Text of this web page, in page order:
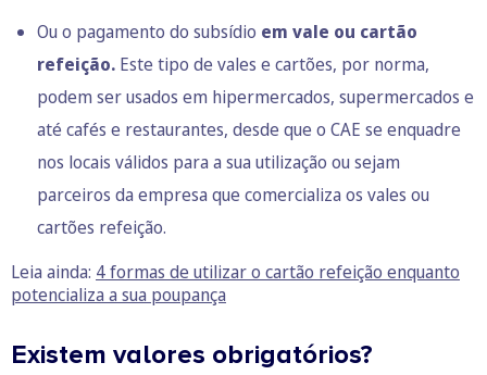
Ou o pagamento do subsídio em vale ou cartão
refeição. Este tipo de vales e cartões, por norma,
podem ser usados em hipermercados, supermercados e
até cafés e restaurantes, desde que o CAE se enquadre
nos locais válidos para a sua utilização ou sejam
parceiros da empresa que comercializa os vales ou
cartões refeição.
Leia ainda: 4 formas de utilizar o cartão refeição enquanto
potencializa a sua poupança
Existem valores obrigatórios?